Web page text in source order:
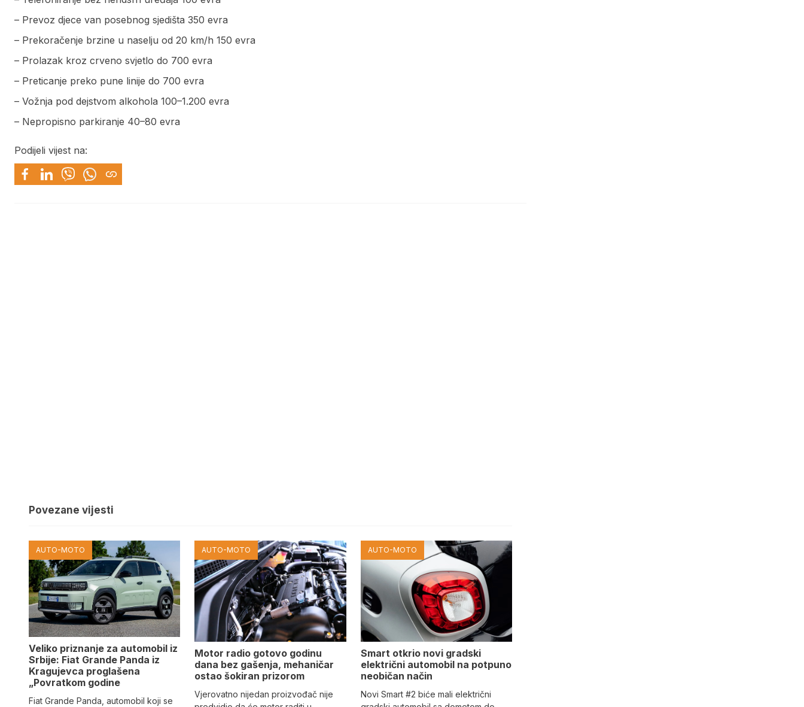
– Prevoz djece van posebnog sjedišta 350 evra
– Prekoračenje brzine u naselju od 20 km/h 150 evra
– Prolazak kroz crveno svjetlo do 700 evra
– Preticanje preko pune linije do 700 evra
– Vožnja pod dejstvom alkohola 100–1.200 evra
– Nepropisno parkiranje 40–80 evra
Podijeli vijest na:
Povezane vijesti
AUTO-MOTO
Veliko priznanje za automobil iz
Srbije: Fiat Grande Panda iz
Kragujevca proglašena
„Povratkom godine
Fiat Grande Panda, automobil koji se
AUTO-MOTO
Motor radio gotovo godinu
dana bez gašenja, mehaničar
ostao šokiran prizorom
Vjerovatno nijedan proizvođač nije
AUTO-MOTO
Smart otkrio novi gradski
električni automobil na potpuno
neobičan način
Novi Smart #2 biće mali električni